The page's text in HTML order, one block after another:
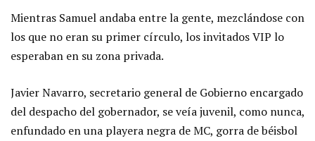
Mientras Samuel andaba entre la gente, mezclándose con
los que no eran su primer círculo, los invitados VIP lo
esperaban en su zona privada.
Javier Navarro, secretario general de Gobierno encargado
del despacho del gobernador, se veía juvenil, como nunca,
enfundado en una playera negra de MC, gorra de béisbol